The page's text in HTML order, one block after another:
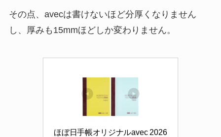
その点、avecは書けないほど分厚くなりません
し、厚みも15mmほどしか変わりません。
ほぼ日手帳オリジナルavec 2026